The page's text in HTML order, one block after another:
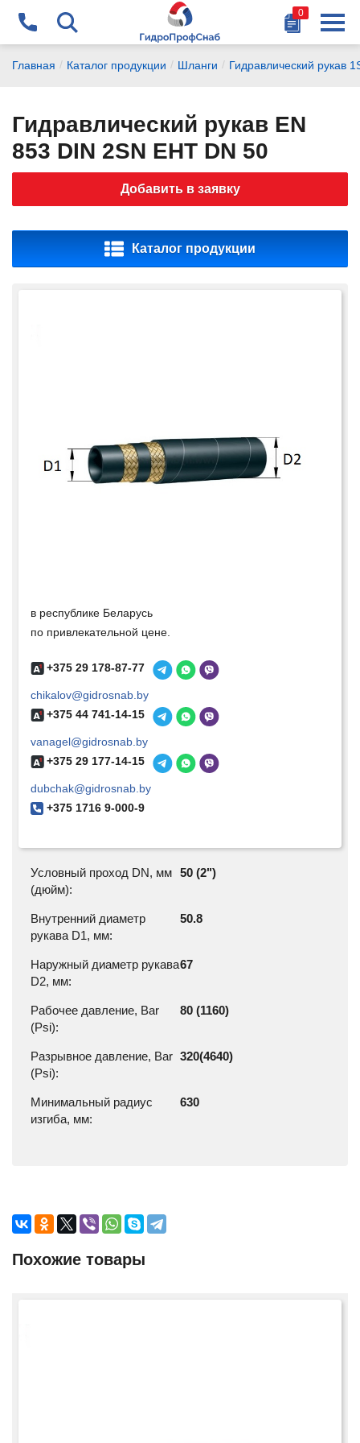
+375 44 741-14-15
vanagel@gidrosnab.by
+375 29 177-14-15
+375 1716 9-000-9
0
Найти
Главная / Каталог продукции / Шланги / Гидравлический рукав
Гидравлический рукав EN
853 DIN 2SN EHT DN 50
Добавить в заявку
Каталог продукции
в республике Беларусь
по привлекательной цене.
+375 29 178-87-77
chikalov@gidrosnab.by
+375 44 741-14-15
vanagel@gidrosnab.by
+375 29 177-14-15
dubchak@gidrosnab.by
+375 1716 9-000-9
Условный проход DN, мм
(дюйм):
50 (2")
Внутренний диаметр
рукава D1, мм:
50.8
Наружный диаметр рукава
D2, мм:
67
Рабочее давление, Bar
(Psi):
80 (1160)
Разрывное давление, Bar
(Psi):
320(4640)
Минимальный радиус
изгиба, мм:
630
Похожие товары